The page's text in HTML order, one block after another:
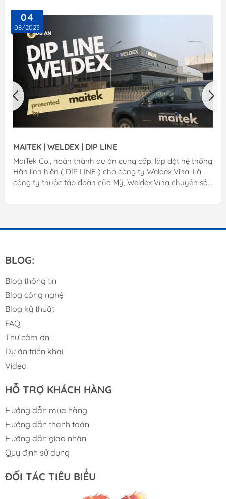
04
08/2023
MAITEK | WELDEX | DIP LINE
MaiTek Co., hoàn thành dự án cung cấp, lắp đặt hệ thống
Hàn linh hiện ( DIP LINE ) cho công ty Weldex Vina. Là
công ty thuộc tập đoàn của Mỹ, Weldex Vina chuyên sản
BLOG:
Blog thông tin
Blog công nghệ
Blog kỹ thuật
FAQ
Thư cảm ơn
Dự án triển khai
Video
HỖ TRỢ KHÁCH HÀNG
Hướng dẫn mua hàng
Hướng dẫn thanh toán
Hướng dẫn giao nhận
Quy định sử dụng
ĐỐI TÁC TIÊU BIỂU